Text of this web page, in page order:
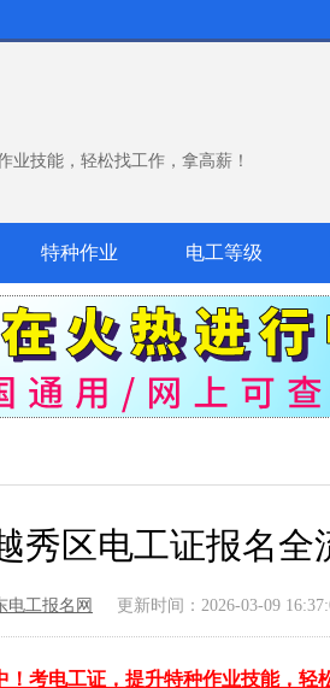
业技能，轻松找工作，拿高薪！
特种作业 电工等级
秀区电工证报名全
电工报名网 更新时间：2026-03-09
！考电工证，提升特种作业技能，轻